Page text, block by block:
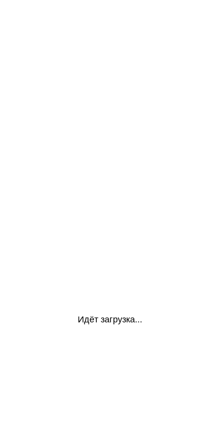
Идёт загрузка...